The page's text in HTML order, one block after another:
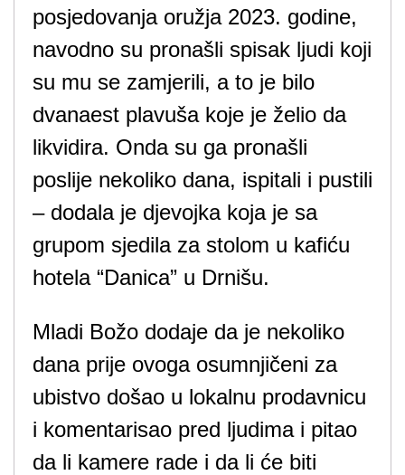
posjedovanja oružja 2023. godine,
navodno su pronašli spisak ljudi koji
su mu se zamjerili, a to je bilo
dvanaest plavuša koje je želio da
likvidira. Onda su ga pronašli
poslije nekoliko dana, ispitali i pustili
– dodala je djevojka koja je sa
grupom sjedila za stolom u kafiću
hotela “Danica” u Drnišu.
Mladi Božo dodaje da je nekoliko
dana prije ovoga osumnjičeni za
ubistvo došao u lokalnu prodavnicu
i komentarisao pred ljudima i pitao
da li kamere rade i da li će biti